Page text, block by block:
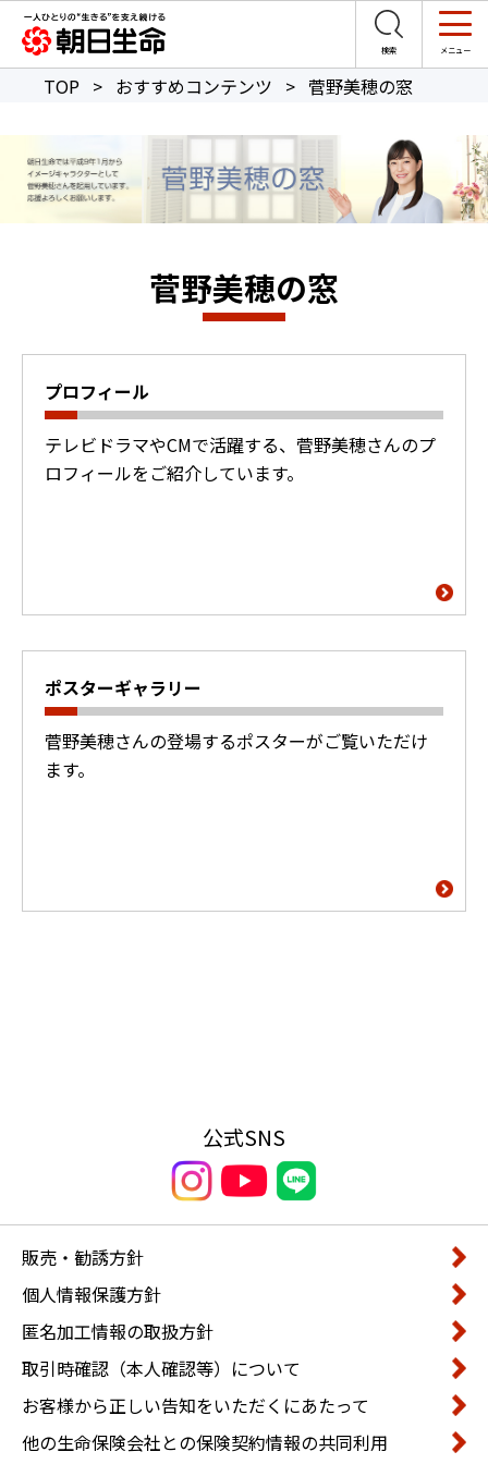
TOP > おすすめコンテンツ > 菅野美穂の窓
菅野美穂の窓
プロフィール
テレビドラマやCMで活躍する、菅野美穂さんのプ
ロフィールをご紹介しています。
ポスターギャラリー
菅野美穂さんの登場するポスターがご覧いただけ
ます。
公式SNS
販売・勧誘方針
個人情報保護方針
匿名加工情報の取扱方針
取引時確認（本人確認等）について
お客様から正しい告知をいただくにあたって
他の生命保険会社との保険契約情報の共同利用